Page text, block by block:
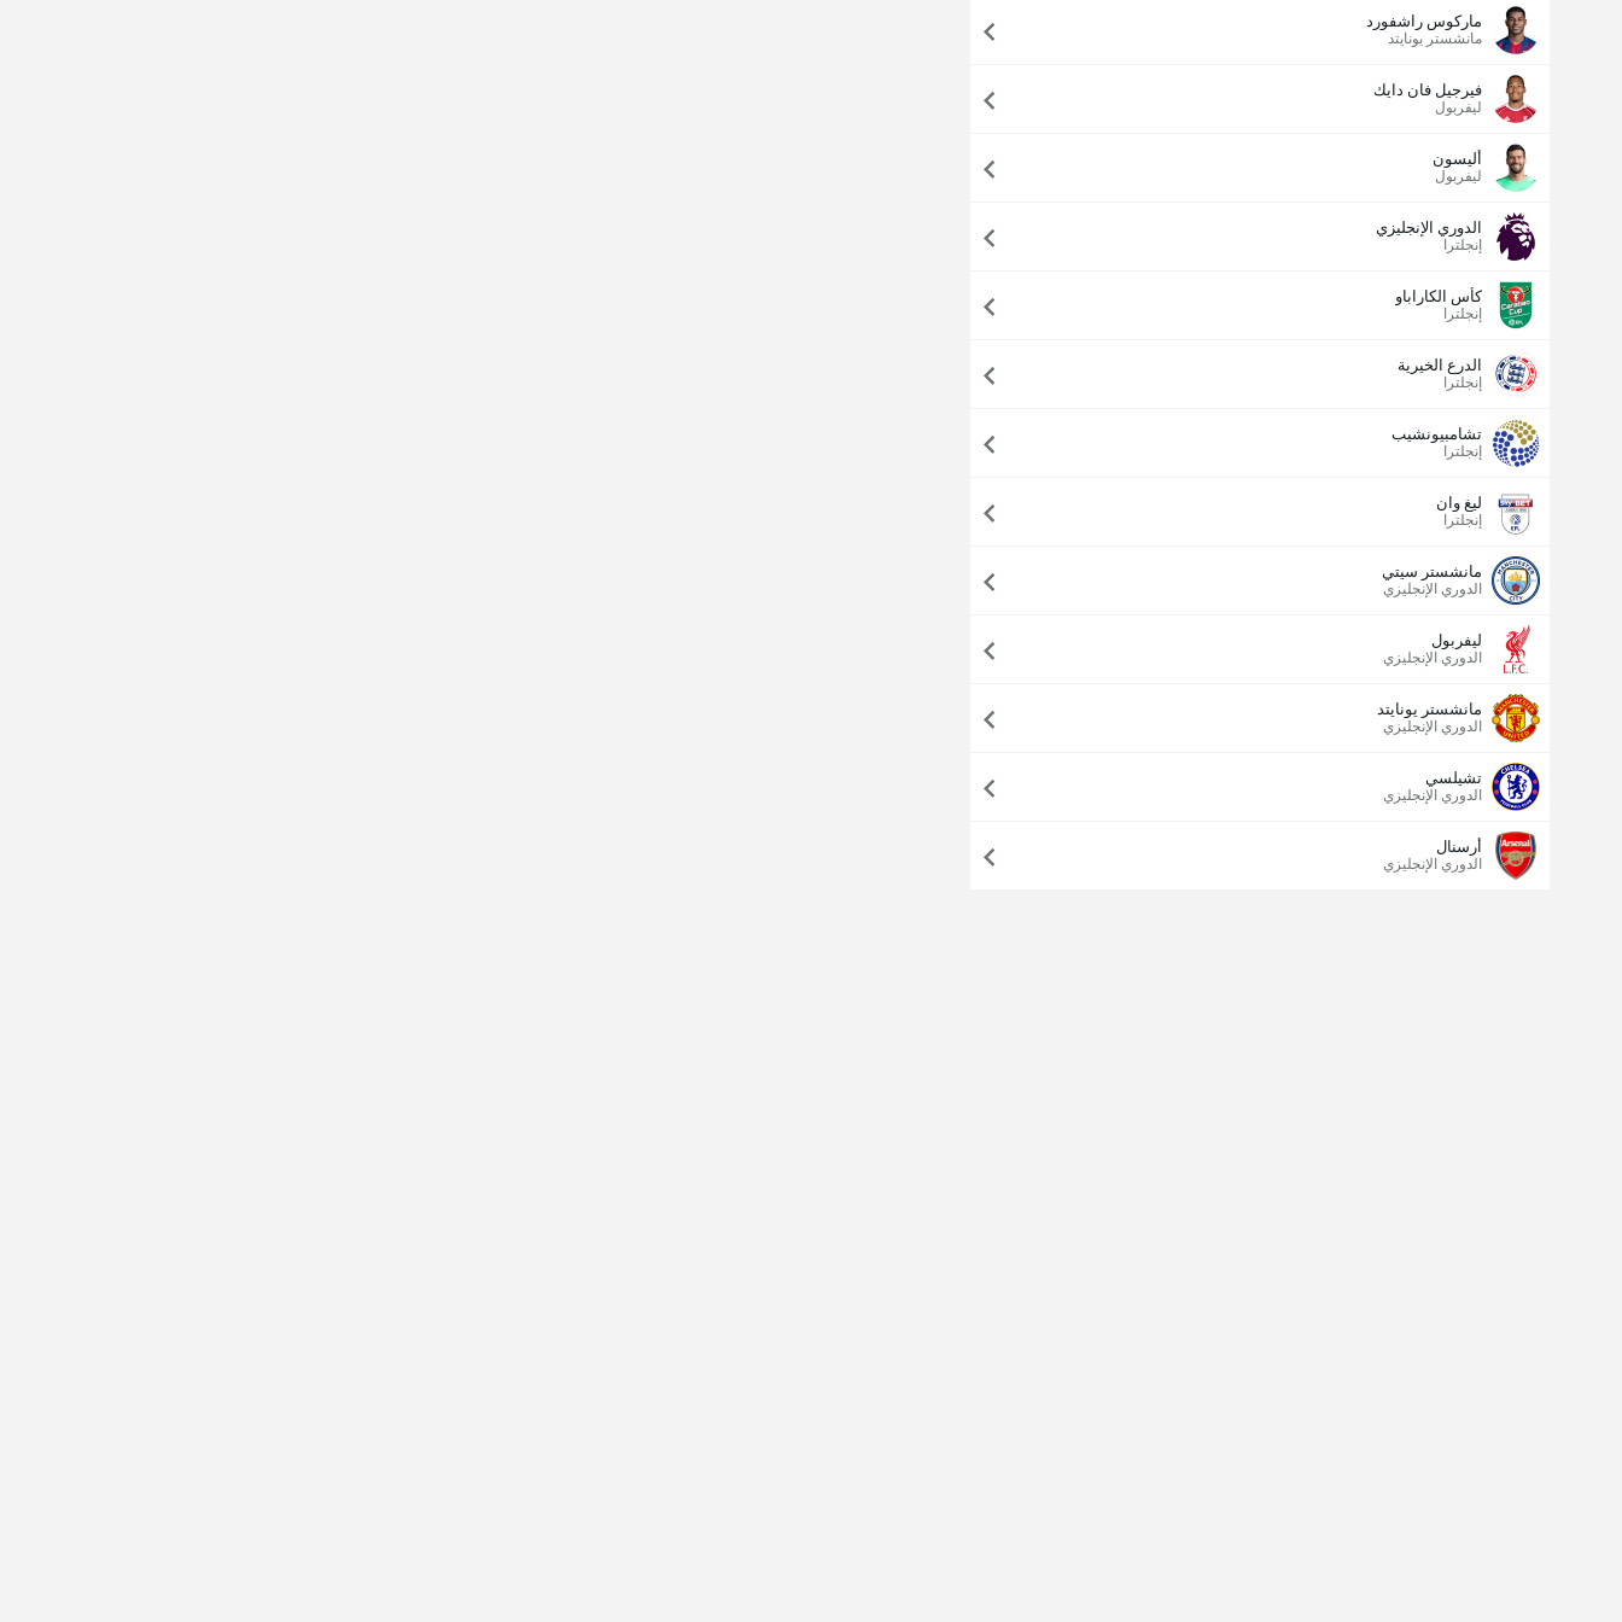
ماركوس راشفورد
مانشستر يونايتد
فيرجيل فان دايك
ليفربول
أليسون
ليفربول
الدوري الإنجليزي
إنجلترا
كأس الكاراباو
إنجلترا
الدرع الخيرية
إنجلترا
تشامبيونشيب
إنجلترا
ليغ وان
إنجلترا
مانشستر سيتي
الدوري الإنجليزي
ليفربول
الدوري الإنجليزي
مانشستر يونايتد
الدوري الإنجليزي
تشيلسي
الدوري الإنجليزي
أرسنال
الدوري الإنجليزي